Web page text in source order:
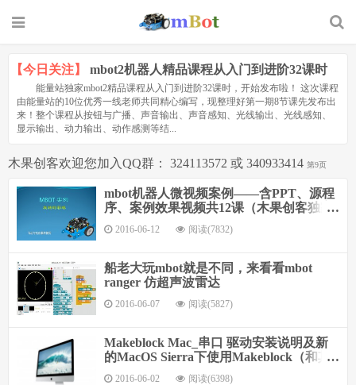
【今日关注】 mbot2机器人精品课程从入门到进阶32课时
能量站独家mbot2精品课程从入门到进阶32课时，开始发布啦！ 这次课程
由能量站的10位优秀一线老师共同精心编写，现整理好第一期8节课先发布出
来！整个课程从按钮与广播、声音输出、声音感知、光线输出、光线感知、
显示输出、动力输出、动作感测等结...
木果创客欢迎您加入QQ群： 324113572 或 340933414 第9页
mbot机器人微视频案例——含PPT、源程
序、案例效果视频共12课（木果创客独家
资源）
2016-06-12 阅读(7832)
船老大玩mbot就是不同，来看看mbot
ranger 仿超声波雷达
2016-06-07 阅读(5827)
Makeblock Mac_串口 驱动安装说明及新
的MacOS Sierra下使用Makeblock（和其
他CH340）设备
2016-06-02 阅读(6398)